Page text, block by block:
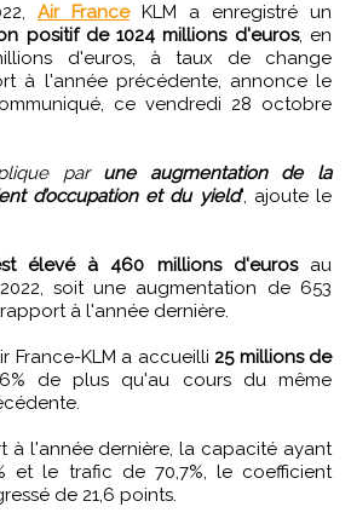
Air FranceKLM a enregistré un
positif de 1024 millions d'euros, en
d'euros, à taux de change
à l'année précédente, annonce le
ce vendredi 28 octobre
par une augmentation de la
d’occupation et du yield", ajoute le
élevé à 460 millions d'eurosau
soit une augmentation de 653
à l'année dernière.
France-KLM a accueilli 25 millions de
de plus qu'au cours du même
à l'année dernière, la capacité ayant
et le trafic de 70,7%, le coefficient
de 21,6 points.